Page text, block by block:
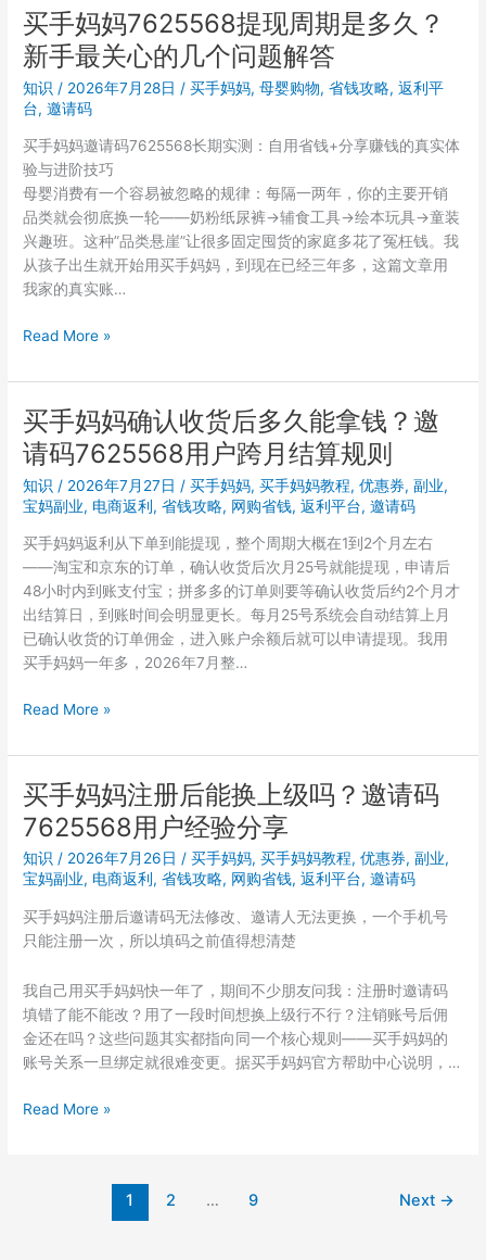
么
用
7625568
注
册
买
手
妈，
什
么
样
的
人
适
做
赚
佣
金
买手妈妈7625568提现周期是多久？
新手最关心的几个问题解答
知识 / 2026年7月28日 /买手妈妈,母婴购物,省钱攻略,返利平
台,邀请码
买手妈妈邀请码7625568长期实测：自用省钱+分享赚钱的真实体
验与进阶技巧
母婴消费有一个容易被忽略的规律：每隔一两年，你的主要开销
品类就会彻底换一轮——奶粉纸尿裤→辅食工具→绘本玩具→童装
兴趣班。这种”品类悬崖”让很多固定囤货的家庭多花了冤枉钱。我
从孩子出生就开始用买手妈妈，到现在已经三年多，这篇文章用
我家的真实账…
买
妈
妈
7625568
提
现
周
是
多
久？
新
手
最
心
个
问
题
解
答
Read More »
买手妈妈确认收货后多久能拿钱？邀
请码7625568用户跨月结算规则
知识 / 2026年7月27日 /买手妈妈,买手妈妈教程,优惠券,副业,
宝妈副业, 电商返利,省钱攻略, 网购省钱,返利平台,邀请码
买手妈妈返利从下单到能提现，整个周期大概在1到2个月左右
——淘宝和京东的订单，确认收货后次月25号就能提现，申请后
48小时内到账支付宝；拼多多的订单则要等确认收货后约2个月才
出结算日，到账时间会明显更长。每月25号系统会自动结算上月
已确认收货的订单佣金，进入账户余额后就可以申请提现。我用
买手妈妈一年多，2026年7月整…
买
妈
妈
确
认
收
货
多
久
拿
钱？
邀
请
7625568
Read More »
买手妈妈注册后能换上级吗？邀请码
7625568用户经验分享
知识 / 2026年7月26日/买手妈妈,买手妈妈教程,优惠券,副业,
宝妈副业, 电商返利 ,省钱攻略, 网购省钱,返利平台,邀请码
买手妈妈注册后邀请码无法修改、邀请人无法更换，一个手机号
只能注册一次，所以填码之前值得想清楚
我自己用买手妈妈快一年了，期间不少朋友问我：注册时邀请码
填错了能不能改？用了一段时间想换上级行不行？注销账号后佣
金还在吗？这些问题其实都指向同一个核心规则——买手妈妈的
账号关系一旦绑定就很难变更。据买手妈妈官方帮助中心说明，…
买
Read More »
1 2 … 9 Next →